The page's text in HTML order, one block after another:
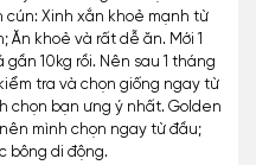
cún: Xinh xắn khoẻ mạnh từ
Ăn khoẻ và rất dễ ăn. Mới 1
10kg rồi. Nên sau 1 tháng
tra và chọn giống ngay từ
chọn bạn ưng ý nhất. Golden
mình chọn ngay từ đầu;
bông di động.